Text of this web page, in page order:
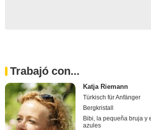
Trabajó con...
Katja Riemann
Türkisch für Anfänger
Bergkristall
Bibi, la pequeña bruja y
azules